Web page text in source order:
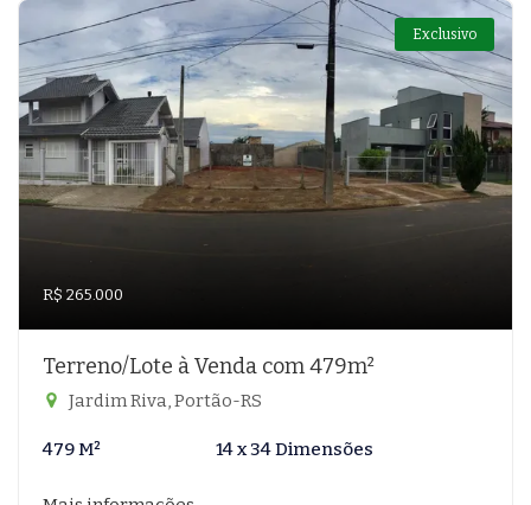
Exclusivo
R$ 265.000
Terreno/Lote à Venda com 479m²
Jardim Riva, Portão-RS
479 M² 14 x 34 Dimensões